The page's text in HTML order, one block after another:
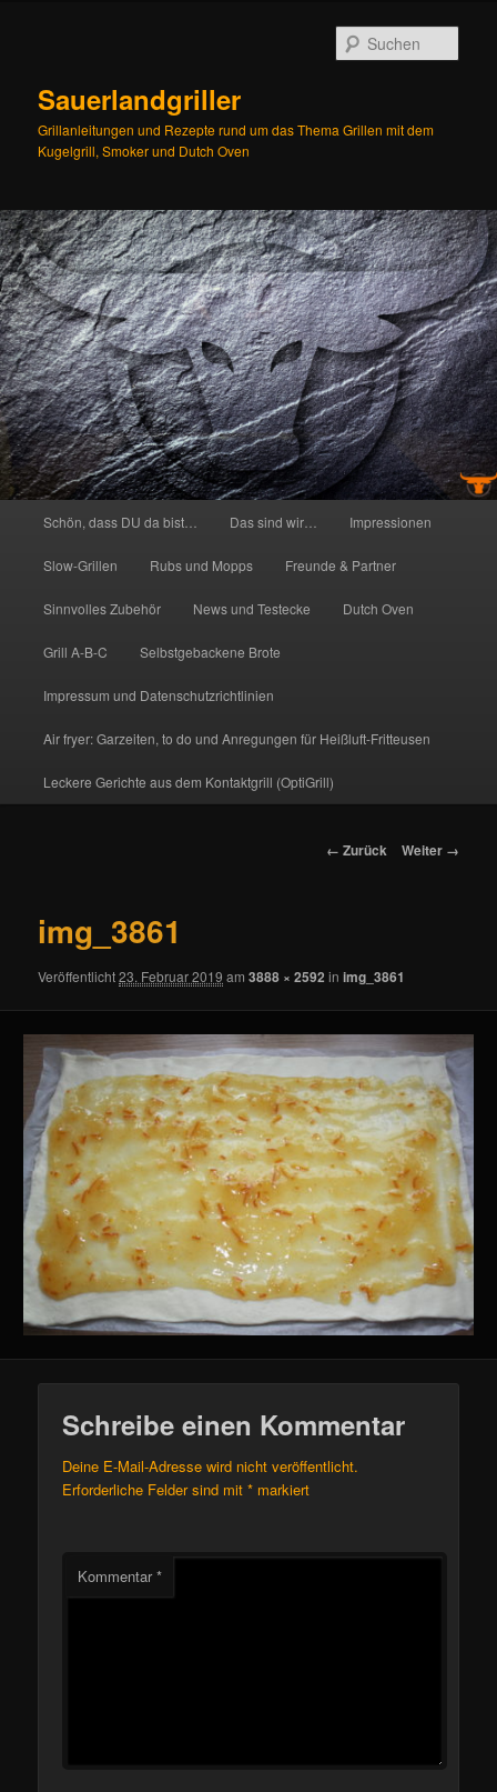
Sauerlandgriller
Grillanleitungen und Rezepte rund um das Thema Grillen mit dem
Kugelgrill, Smoker und Dutch Oven
Schön, dass DU da bist… Das sind wir… Impressionen
Slow-Grillen Rubs und Mopps Freunde & Partner
Sinnvolles Zubehör News und Testecke Dutch Oven
Grill A-B-C Selbstgebackene Brote
Impressum und Datenschutzrichtlinien
Air fryer: Garzeiten, to do und Anregungen für Heißluft-Fritteusen
Leckere Gerichte aus dem Kontaktgrill (OptiGrill)
Bilder-
← Zurück Weiter →
img_3861
Veröffentlicht23. Februar 2019 am3888 × 2592 inimg_3861
Schreibe einen Kommentar
Deine E-Mail-Adresse wird nicht veröffentlicht.
Erforderliche Felder sind mit* markiert
Kommentar*